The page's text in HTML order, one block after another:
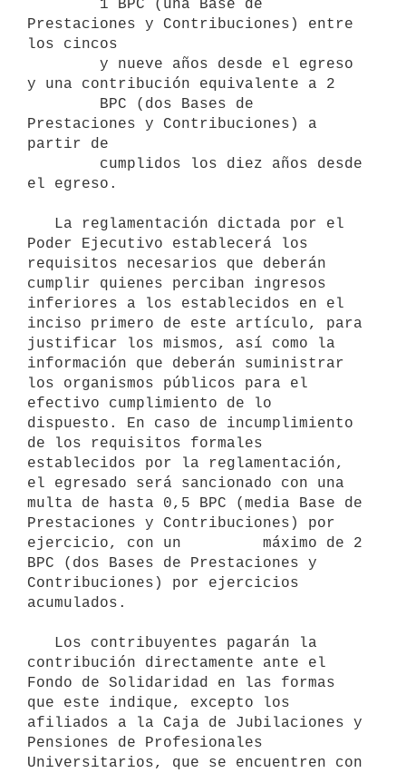
Prestaciones y Contribuciones) entre
los cincos
y una contribución equivalente a 2
Prestaciones y Contribuciones) a
partir de
el egreso.
Poder Ejecutivo establecerá los
requisitos necesarios que deberán
cumplir quienes perciban ingresos
inferiores a los establecidos en el
inciso primero de este artículo, para
justificar los mismos, así como la
información que deberán suministrar
los organismos públicos para el
efectivo cumplimiento de lo
dispuesto. En caso de incumplimiento
de los requisitos formales
establecidos por la reglamentación,
el egresado será sancionado con una
multa de hasta 0,5 BPC (media Base de
Prestaciones y Contribuciones) por
ejercicio, con un         máximo de 2
BPC (dos Bases de Prestaciones y
Contribuciones) por ejercicios
acumulados.
contribución directamente ante el
Fondo de Solidaridad en las formas
que este indique, excepto los
afiliados a la Caja de Jubilaciones y
Pensiones de Profesionales
Universitarios, que se encuentren con